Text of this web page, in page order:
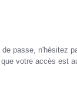
passe, n'hésitez
votre accès est